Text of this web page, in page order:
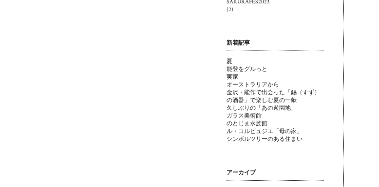
SAKURAFES2023
(2)
新着記事
夏
能登をグルっと
実家
オーストラリアから
金沢・能作で出会った「錫（すず）
の酒器」で楽しむ夏の一献
久しぶりの「あの遊園地」
ガラス美術館
のとじま水族館
ル・コルビュジエ「母の家」
シンボルツリーのある住まい
アーカイブ